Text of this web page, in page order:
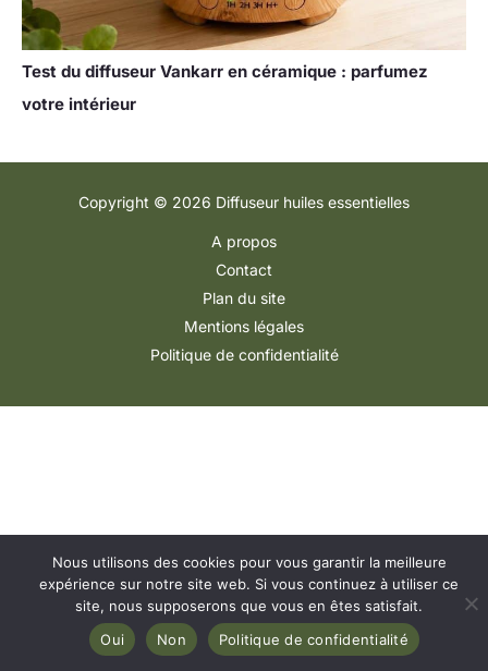
Test du diffuseur Vankarr en céramique : parfumez
votre intérieur
Copyright © 2026 Diffuseur huiles essentielles
A propos
Contact
Plan du site
Mentions légales
Politique de confidentialité
Nous utilisons des cookies pour vous garantir la meilleure
expérience sur notre site web. Si vous continuez à utiliser ce
site, nous supposerons que vous en êtes satisfait.
Oui
Non Politique de confidentialité